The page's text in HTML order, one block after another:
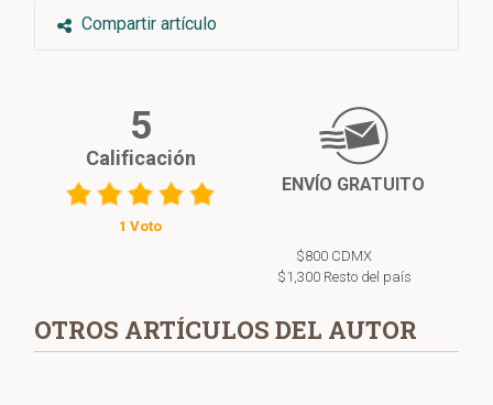
Compartir artículo
5
Calificación
1 Voto
ENVÍO GRATUITO
$800 CDMX
$1,300 Resto del país
OTROS ARTÍCULOS DEL AUTOR